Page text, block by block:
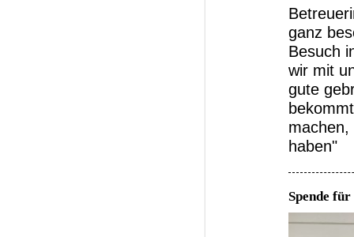
ganz
Besuch
wir mit
gute
machen,
haben"
Spende